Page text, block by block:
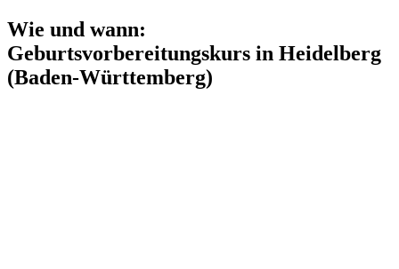
Wie und wann:
Geburtsvorbereitungskurs in Heidelberg
(Baden-Württemberg)